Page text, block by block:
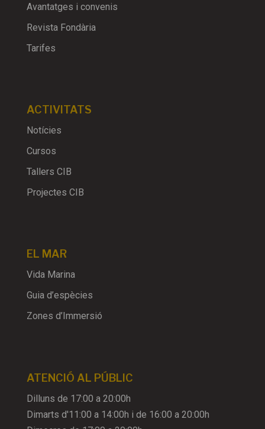
Avantatges i convenis
Revista Fondària
Tarifes
ACTIVITATS
Notícies
Cursos
Tallers CIB
Projectes CIB
EL MAR
Vida Marina
Guia d’espècies
Zones d’Immersió
ATENCIÓ AL PÚBLIC
Dilluns de 17:00 a 20:00h
Dimarts d'11:00 a 14:00h i de 16:00 a 20:00h